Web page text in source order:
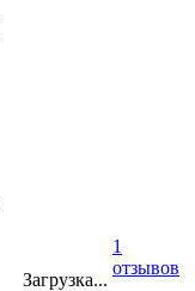
Загрузка...
1
отзывов